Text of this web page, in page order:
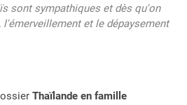
sont sympathiques et dès qu'on
et le dépaysement
Thaïlande en famille